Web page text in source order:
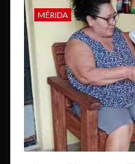
MÉRIDA